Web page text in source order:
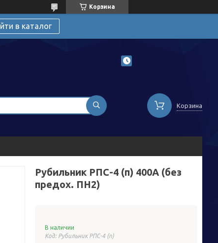
Корзина
в каталог
Корзина
Рубильник РПС-4 (п) 400А (без
предох. ПН2)
В наличии
Код: Рубильник РПС-4 (п)